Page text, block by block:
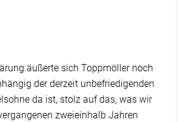
äußerte sich Toppmöller noch
der derzeit unbefriedigenden
da ist, stolz auf das, was wir
zweieinhalb Jahren